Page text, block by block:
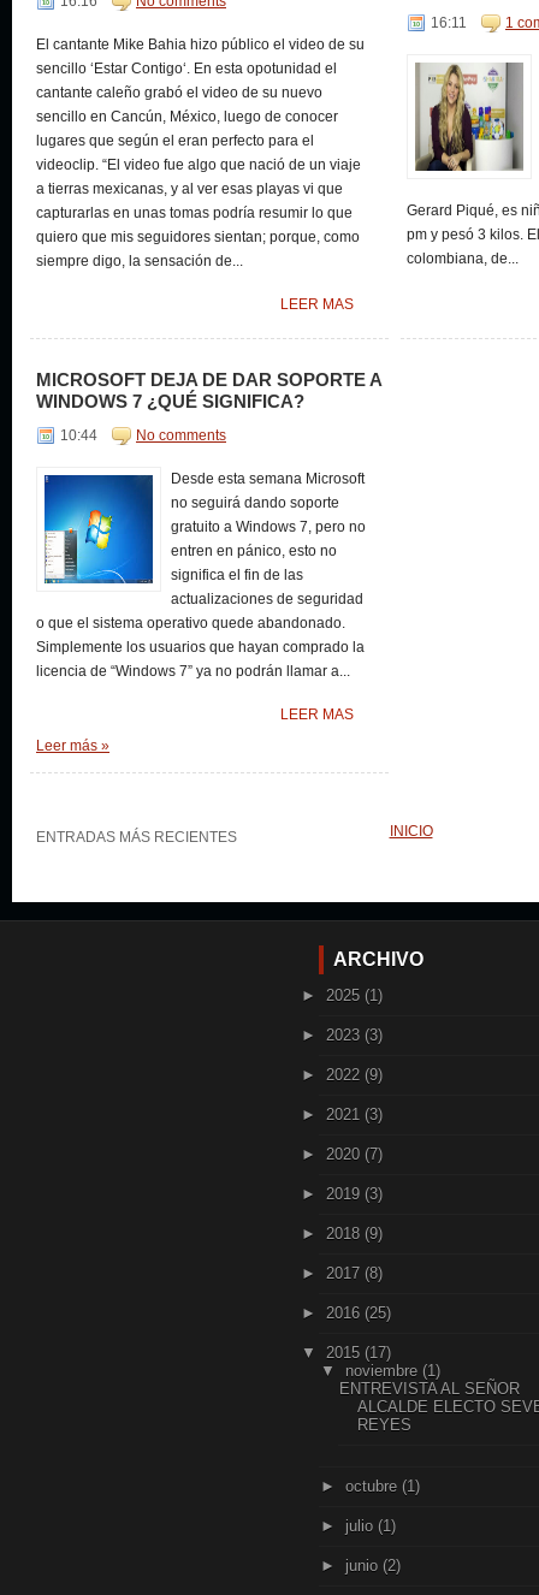
El cantante Mike Bahia hizo público el video de su
sencillo ‘Estar Contigo‘. En esta opotunidad el
cantante caleño grabó el video de su nuevo
sencillo en Cancún, México, luego de conocer
lugares que según el eran perfecto para el
videoclip. “El video fue algo que nació de un viaje
a tierras mexicanas, y al ver esas playas vi que
capturarlas en unas tomas podría resumir lo que
quiero que mis seguidores sientan; porque, como
siempre digo, la sensación de...
LEER MAS
16:11 1
Gerard Piqué, es
pm y pesó 3 kilos.
colombiana, de...
MICROSOFT DEJA DE DAR SOPORTE A
WINDOWS 7 ¿QUÉ SIGNIFICA?
10:44 No comments
Desde esta semana Microsoft
no seguirá dando soporte
gratuito a Windows 7, pero no
entren en pánico, esto no
significa el fin de las
actualizaciones de seguridad
o que el sistema operativo quede abandonado.
Simplemente los usuarios que hayan comprado la
licencia de “Windows 7” ya no podrán llamar a...
LEER MAS
Leer más »
ENTRADAS MÁS RECIENTES INICIO
ARCHIVO
► 2025 (1)
► 2023 (3)
► 2022 (9)
► 2021 (3)
► 2020 (7)
► 2019 (3)
► 2018 (9)
► 2017 (8)
► 2016 (25)
▼ 2015 (17)
▼ noviembre (1)
ENTREVISTA AL SEÑOR
ALCALDE ELECTO
REYES
► octubre (1)
► julio (1)
► junio (2)